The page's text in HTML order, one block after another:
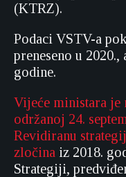
(KTRZ).
Podaci VSTV-a
preneseno u
godine.
Vijeće ministara je
održanoj 24.
Revidiranu
zločina iz 2018.
Strategiji,